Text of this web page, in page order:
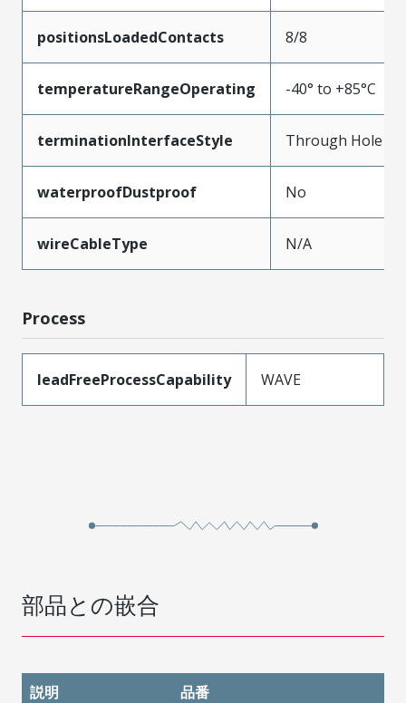
positionsLoadedContacts 8/8
temperatureRangeOperating -40° to +85°C
terminationInterfaceStyle Through Hole
waterproofDustproof No
wireCableType N/A
Process
leadFreeProcessCapability WAVE
部品との嵌合
説明
品番